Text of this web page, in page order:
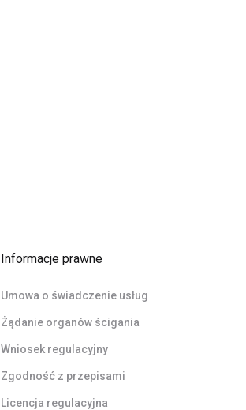
Informacje prawne
Umowa o świadczenie usług
Żądanie organów ścigania
Wniosek regulacyjny
Zgodność z przepisami
Licencja regulacyjna